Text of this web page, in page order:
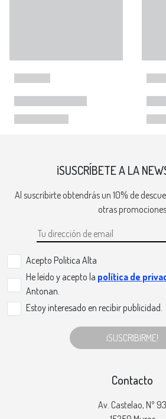
¡SUSCRÍBETE A LA
Al suscribirte obtendrás un 10% de
otras promociones
Acepto Politica Alta
He leído y acepto la política de
Antonan.
Estoy interesado en recibir publicidad.
¡SUSCRIBIRME!
Contacto
Av. Castelao, Nº 93